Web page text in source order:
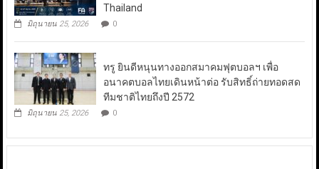
Thailand
มิถุนายน 25, 2026 0
ทรู ยินดีหนุนทางออกสมาคมฟุตบอลฯ เพื่อ
อนาคตบอลไทยเดินหน้าต่อ รับสิทธิ์ถ่ายทอดสด
ทีมชาติไทยถึงปี 2572
มิถุนายน 25, 2026 0